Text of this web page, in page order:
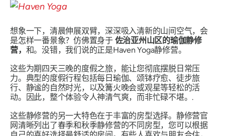
想象一下，清晨伸展双臂，深深吸入清新的山间空气，会
是怎样一番景象？仿佛置身于 佐治亚州山区的瑜伽静修
营， 和。没错，我们说的正是Haven Yoga静修营。
这些为期四天三晚的度假之旅，能让您彻底摆脱日常压
力。典型的度假行程包括每日瑜伽、颂钵疗愈、徒步旅
行、静谧的自然时光，以及篝火晚会或观星等轻松的活
动。因此，整个体验令人神清气爽，而非忙碌不堪。.
这些静修营的另一大特色在于丰富的房型选择。静修营官
网清晰列出了春季和秋季静修营的不同房型，您可以根据